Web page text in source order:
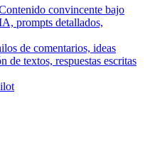
convincente bajo
prompts detallados,
de comentarios, ideas
de textos, respuestas escritas